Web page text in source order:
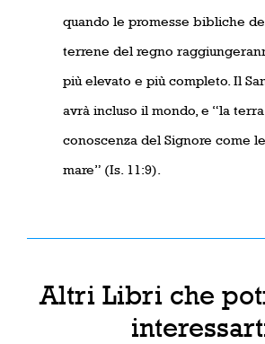
quando le promesse bibliche
terrene del regno
più elevato e più completo. Il
avrà incluso il mondo, e “la
conoscenza del Signore come
mare” (Is. 11:9).
Altri Libri che